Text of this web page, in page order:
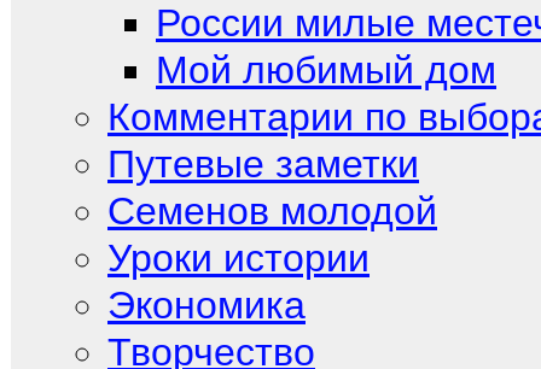
России милые
Мой любимый дом
Комментарии по
Путевые заметки
Семенов молодой
Уроки истории
Экономика
Творчество